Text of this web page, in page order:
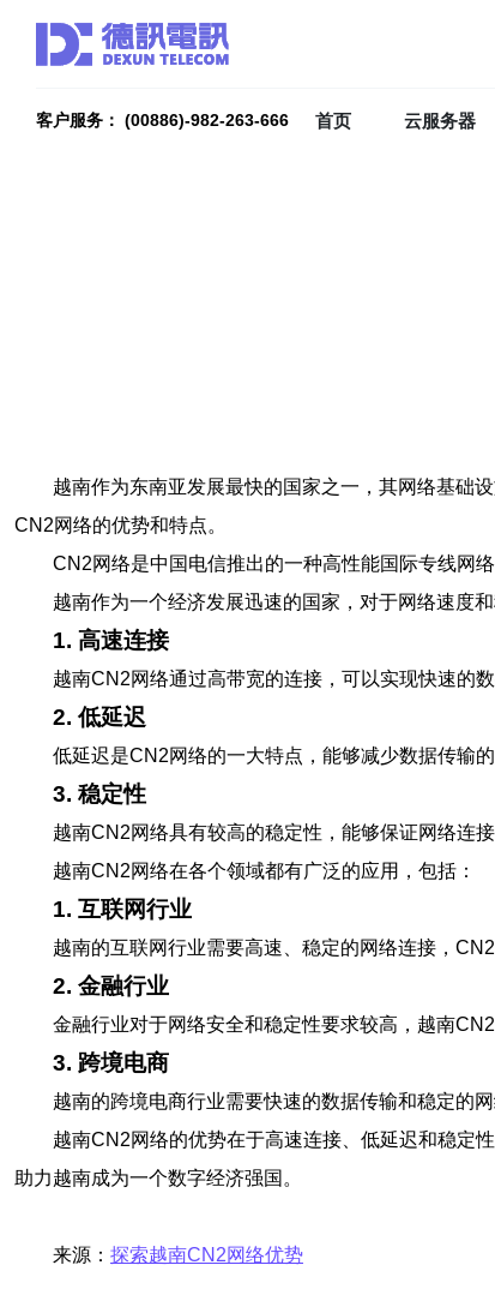
客户服务： (00886)-982-263-666 首页 云服务器
越南作为东南亚发展最快的国家之一，其网络基础
CN2网络的优势和特点。
CN2网络是中国电信推出的一种高性能国际专线网
越南作为一个经济发展迅速的国家，对于网络速度
1. 高速连接
越南CN2网络通过高带宽的连接，可以实现快速的
2. 低延迟
低延迟是CN2网络的一大特点，能够减少数据传输
3. 稳定性
越南CN2网络具有较高的稳定性，能够保证网络连
越南CN2网络在各个领域都有广泛的应用，包括：
1. 互联网行业
越南的互联网行业需要高速、稳定的网络连接，
2. 金融行业
金融行业对于网络安全和稳定性要求较高，越南
3. 跨境电商
越南的跨境电商行业需要快速的数据传输和稳定的
越南CN2网络的优势在于高速连接、低延迟和稳定
助力越南成为一个数字经济强国。
来源： 探索越南CN2网络优势